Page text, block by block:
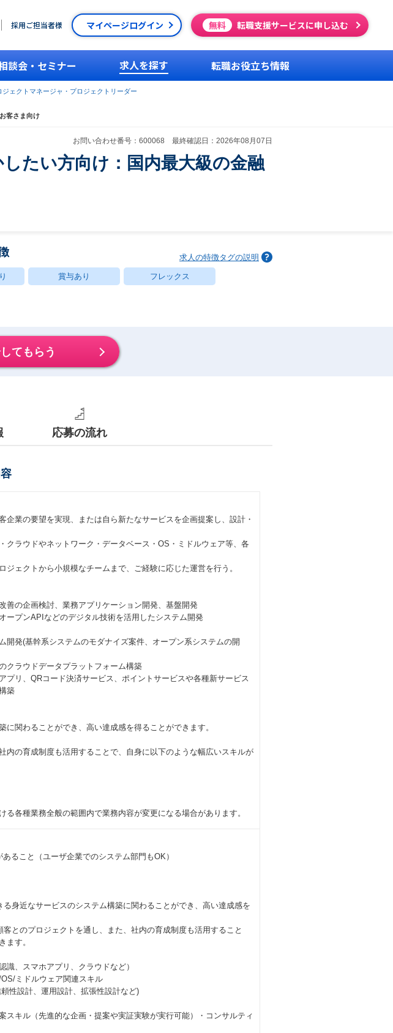
採用ご担当者様 マイページログイン 無料 転職支援サービスに申し込む
談会・セミナー 求人を探す 転職お役立ち情報
ジェクトマネージャ・プロジェクトリーダー
客さま向け
お問い合わせ番号：600068 最終確認日：2026年08月07日
たい方向け：国内最大級の金融
求人の特徴タグの説明
賞与あり フレックス
てもらう
応募の流れ
企業の要望を実現、または自ら新たなサービスを企画提案し、設計・
クラウドやネットワーク・データベース・OS・ミドルウェア等、各
ジェクトから小規模なチームまで、ご経験に応じた運営を行う。
善の企画検討、業務アプリケーション開発、基盤開発
ープンAPIなどのデジタル技術を活用したシステム開発
開発(基幹系システムのモダナイズ案件、オープン系システムの開
クラウドデータプラットフォーム構築
プリ、QRコード決済サービス、ポイントサービスや各種新サービス
築
関わることができ、高い達成感を得ることができます。
内の育成制度も活用することで、自身に以下のような幅広いスキルが
各種業務全般の範囲内で業務内容が変更になる場合があります。
ること（ユーザ企業でのシステム部門もOK）
身近なサービスのシステム構築に関わることができ、高い達成感を
とのプロジェクトを通し、また、社内の育成制度も活用すること
ます。
識、スマホアプリ、クラウドなど）
ミドルウェア関連スキル
性設計、運用設計、拡張性設計など)
スキル（先進的な企画・提案や実証実験が実行可能）・コンサルティ